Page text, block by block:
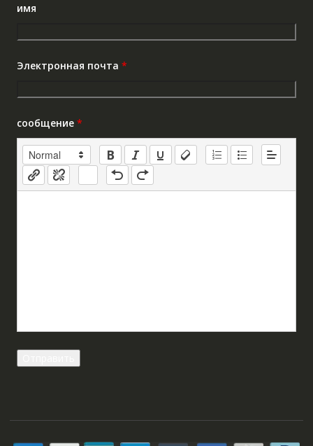
имя
Электронная почта *
сообщение *